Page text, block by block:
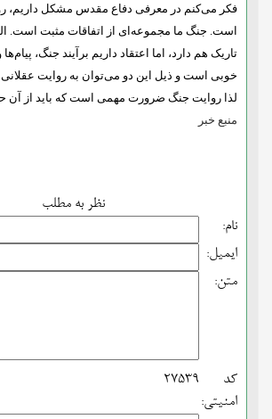
فکر می‌کنم در معرفی دفاع مقدس مشکل داریم،
است. جنگ ما مجموعه‌ای از اتفاقات مثبت است.
تاریک هم دارد، اما اعتقاد داریم برآیند جنگ،
خوبی است و ذیل این دو می‌توان به روایت عقلانی
لذا روایت جنگ ضرورت مهمی است که باید از آن
منبع خبر
نظر به مطلب
نام:
ایمیل:
متن:
کد
امنیتی:
27539